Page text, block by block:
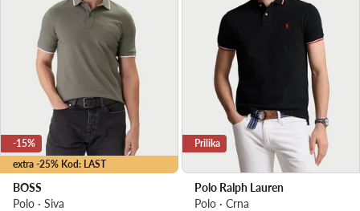
extra -25% Kod: LAST
-15%
BOSS
Polo · Siva
Prilika
Polo Ralph Lauren
Polo · Crna